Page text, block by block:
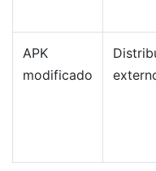
APK
modificado